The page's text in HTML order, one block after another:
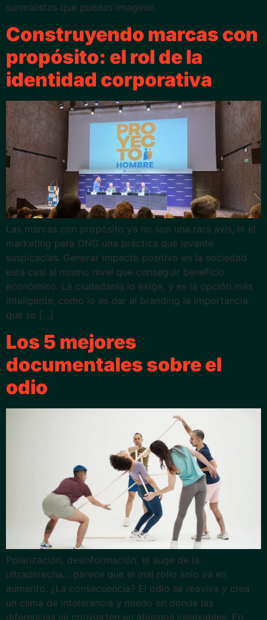
surrealistas que puedas imaginar.
Construyendo marcas con
propósito: el rol de la
identidad corporativa
Las marcas con propósito ya no son una rara avis, ni el
marketing para ONG una práctica que levante
suspicacias. Generar impacto positivo en la sociedad
está casi al mismo nivel que conseguir beneficio
económico. La ciudadanía lo exige, y es la opción más
inteligente, como lo es dar al branding la importancia
que se […]
Los 5 mejores
documentales sobre el
odio
Polarización, desinformación, el auge de la
ultraderecha… parece que el mal rollo solo va en
aumento. ¿La consecuencia? El odio se reaviva y crea
un clima de intolerancia y miedo en donde las
diferencias se convierten en abismos insalvables. En